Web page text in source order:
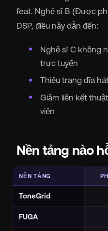
feat. Nghệ sĩ B (Được
DSP, điều này dẫn đến:
Nghệ sĩ C không
trực tuyến
Thiếu trang đĩa
Giảm liên kết
viên
Nền tảng nào
NỀN TẢNG
ToneGrid
FUGA